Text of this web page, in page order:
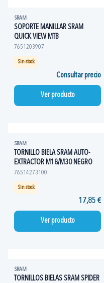
SRAM
SOPORTE MANILLAR SRAM
QUICK VIEW MTB
7651203907
Sin stock
Consultar precio
Ver producto
SRAM
TORNILLO BIELA SRAM AUTO-
EXTRACTOR M18/M30 NEGRO
76514273100
Sin stock
17,85 €
Ver producto
SRAM
TORNILLOS BIELAS SRAM SPIDER